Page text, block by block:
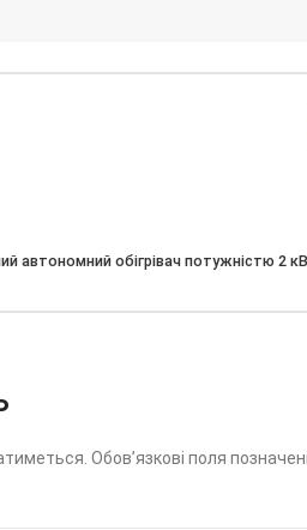
автономний обігрівач потужністю 2
Обов’язкові поля позначені